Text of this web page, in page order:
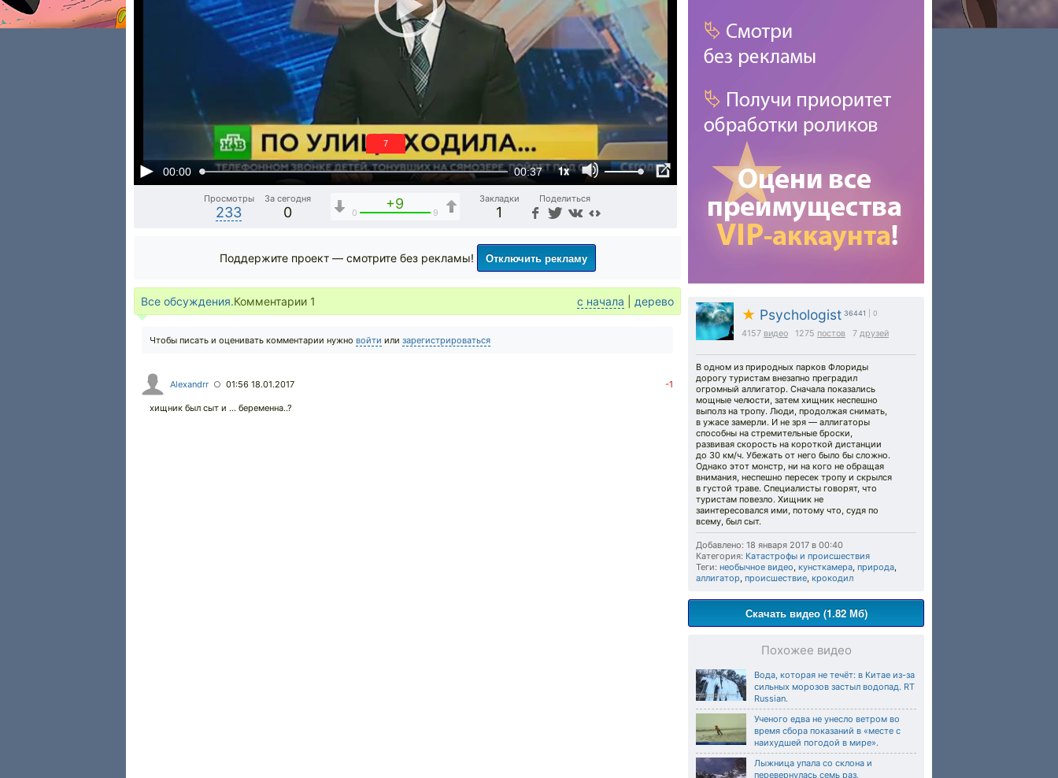
00:00 00:37 1x
6
Просмотры
233
За сегодня
0
+9
0 9
Закладки
1
Поделиться
★ Psychologist 36441 | 0
4157 видео 1275 постов 7 друзей
В одном из природных парков Флориды
дорогу туристам внезапно преградил
огромный аллигатор. Сначала показались
мощные челюсти, затем хищник неспешно
выполз на тропу. Люди, продолжая снимать,
в ужасе замерли. И не зря — аллигаторы
способны на стремительные броски,
развивая скорость на короткой дистанции
до 30 км/ч. Убежать от него было бы сложно.
Однако этот монстр, ни на кого не обращая
внимания, неспешно пересек тропу и скрылся
в густой траве. Специалисты говорят, что
туристам повезло. Хищник не
заинтересовался ими, потому что, судя по
всему, был сыт.
Добавлено: 18 января 2017 в 00:40
Категория: Катастрофы и происшествия
Теги: необычное видео кунсткамера природа
аллигатор происшествие крокодил
Скачать видео (1.82 Мб)
Похожее видео
Вода, которая не течёт: в Китае из-за
сильных морозов застыл водопад. RT
Russian.
Ученого едва не унесло ветром во
время сбора показаний в «месте с
наихудшей погодой в мире».
Лыжница упала со склона и
перевернулась семь раз.
Поддержите проект — смотрите без рекламы! Отключить рекламу
Все обсуждения.Комментарии 1 с начала дерево
Чтобы писать и оценивать комментарии нужно войти или зарегистрироваться
Alexandrr ○ 01:56 18.01.2017 -1
хищник был сыт и ... беременна..?